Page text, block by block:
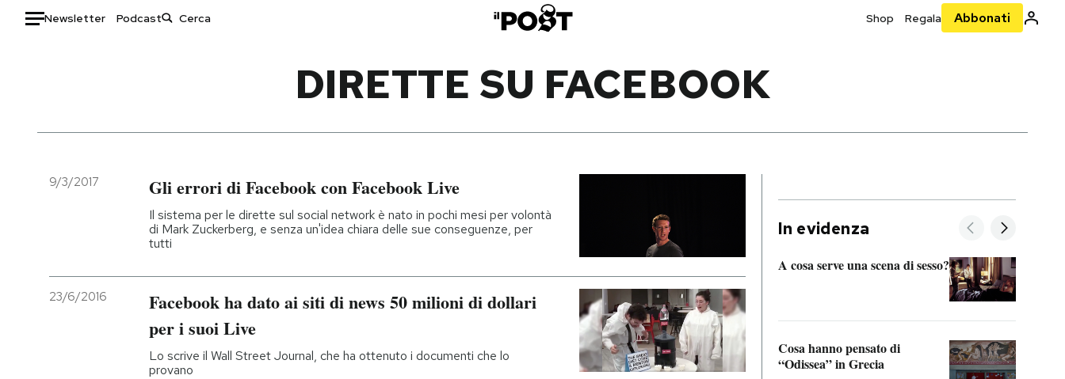
Newsletter Podcast Shop Regala Abbonati
Italia
Politica
Economia
Moda
Ok Boomer!
DIRETTE SU FACEBOOK
9/3/2017 Gli errori di Facebook con Facebook Live
Il sistema per le dirette sul social network è nato in pochi mesi per volontà
di Mark Zuckerberg, e senza un'idea chiara delle sue conseguenze, per
tutti
23/6/2016
Facebook ha dato ai siti di news 50 milioni di dollari
per i suoi Live
Lo scrive il Wall Street Journal, che ha ottenuto i documenti che lo
provano
In evidenza
A cosa serve una scena di sesso?
Cosa hanno pensato di
“Odissea” in Grecia